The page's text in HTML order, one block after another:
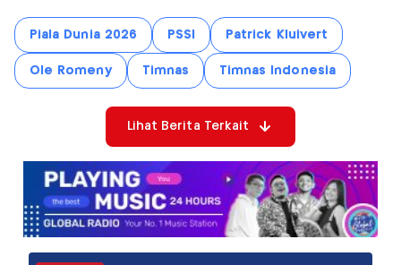
Piala Dunia 2026 PSSI Patrick Kluivert
Ole Romeny Timnas Timnas Indonesia
Lihat Berita Terkait